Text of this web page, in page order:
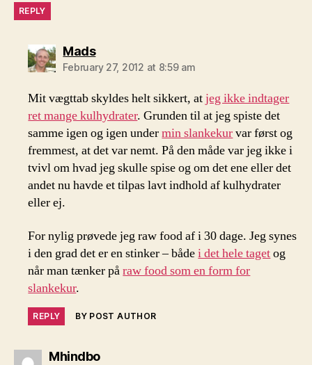
REPLY
Madssays:
February 27, 2012 at 8:59 am
Mit vægttab skyldes helt sikkert, atjeg ikke indtager
ret mange kulhydrater. Grunden til at jeg spiste det
samme igen og igen undermin slankekurvar først og
fremmest, at det var nemt. På den måde var jeg ikke i
tvivl om hvad jeg skulle spise og om det ene eller det
andet nu havde et tilpas lavt indhold af kulhydrater
eller ej.
For nylig prøvede jeg raw food af i 30 dage. Jeg synes
i den grad det er en stinker – bådei det hele tagetog
når man tænker påraw food som en form for
slankekur.
REPLY BY POST AUTHOR
Mhindbosays: